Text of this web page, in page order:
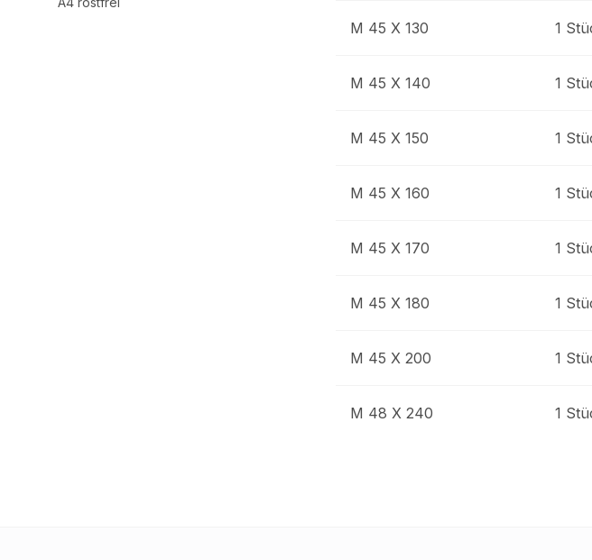
M 45 X 130 1
M 45 X 140 1
M 45 X 150 1
M 45 X 160 1
M 45 X 170 1
M 45 X 180 1
M 45 X 200 1
M 48 X 240 1